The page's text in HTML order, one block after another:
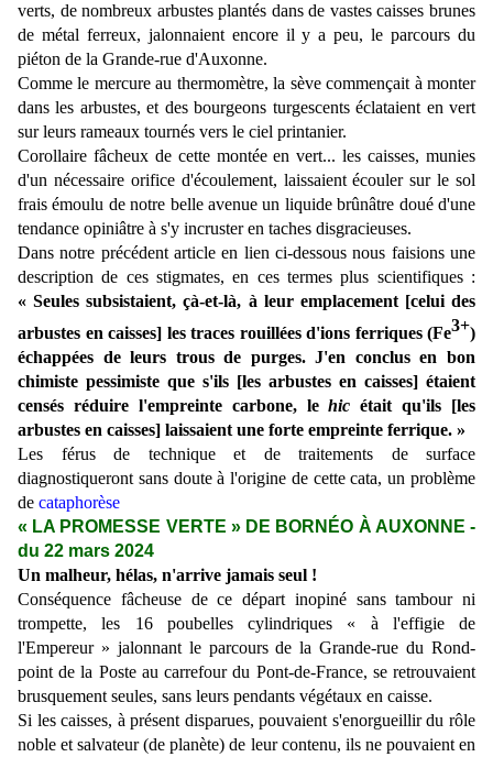
verts, de nombreux arbustes plantés dans de vastes caisses brunes
de métal ferreux, jalonnaient encore il y a peu, le parcours du
piéton de la Grande-rue d'Auxonne.
Comme le mercure au thermomètre, la sève commençait à monter
dans les arbustes, et des bourgeons turgescents éclataient en vert
sur leurs rameaux tournés vers le ciel printanier.
Corollaire fâcheux de cette montée en vert... les caisses, munies
d'un nécessaire orifice d'écoulement, laissaient écouler sur le sol
frais émoulu de notre belle avenue un liquide brûnâtre doué d'une
tendance opiniâtre à s'y incruster en taches disgracieuses.
Dans notre précédent article en lien ci-dessous nous faisions une
description de ces stigmates, en ces termes plus scientifiques :
«Seules subsistaient, çà-et-là, à leur emplacement [celui des
arbustes en caisses] les traces rouillées d'ions ferriques (Fe3+)
échappées de leurs trous de purges. J'en conclus en bon
chimiste pessimiste que s'ils [les arbustes en caisses] étaient
censés réduire l'empreinte carbone, lehicétait qu'ils [les
arbustes en caisses] laissaient une forte empreinte ferrique. »
Les férus de technique et de traitements de surface
diagnostiqueront sans doute à l'origine de cette cata, un problème
de cataphorèse
« LA PROMESSE VERTE » DE BORN ÉO À AUXONNE -
du 22 mars 2024
Un malheur, hélas, n'arrive jamais seul !
Conséquence fâcheuse de ce départ inopiné sans tambour ni
trompette, les 16 poubelles cylindriques « à l'effigie de
l'Empereur » jalonnant le parcours de la Grande-rue du Rond-
point de la Poste au carrefour du Pont-de-France, se retrouvaient
brusquement seules, sans leurs pendants végétaux en caisse.
Si les caisses, à présent disparues, pouvaient s'enorgueillir du rôle
noble et salvateur (de planète) de leur contenu, ils ne pouvaient en